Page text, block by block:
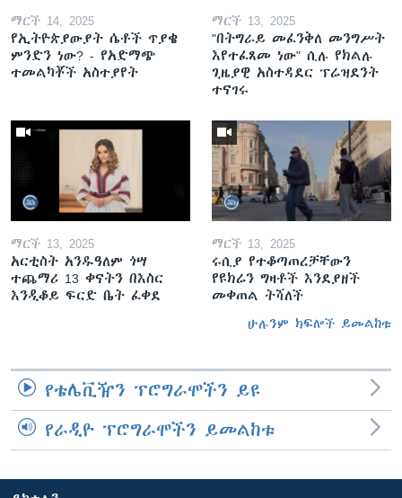
ማርች 14, 2025
የኢትዮጵያውያት ሴቶች ጥያቄ
ምንድን ነው? - የአድማጭ
ተመልካቾች አስተያየት
ማርች 13, 2025
"በትግራይ መፈንቅለ መንግሥት
እየተፈጸመ ነው" ሲሉ የክልሉ
ጊዜያዊ አስተዳደር ፕሬዝደንት
ተናገሩ
ማርች 13, 2025
አርቲስት አንዱዓለም ጎሣ
ተጨማሪ 13 ቀናትን በእስር
እንዲቆይ ፍርድ ቤት ፈቀደ
ማርች 13, 2025
ሩሲያ የተቆጣጠረቻቸውን
የዩክሬን ግዛቶች እንደያዘች
መቀጠል ትሻለች
ሁሉንም ክፍሎች ይመልከቱ
የቴሌቪዥን ፕሮግራሞችን ይዩ
የራዲዮ ፕሮግራሞችን ይመልከቱ